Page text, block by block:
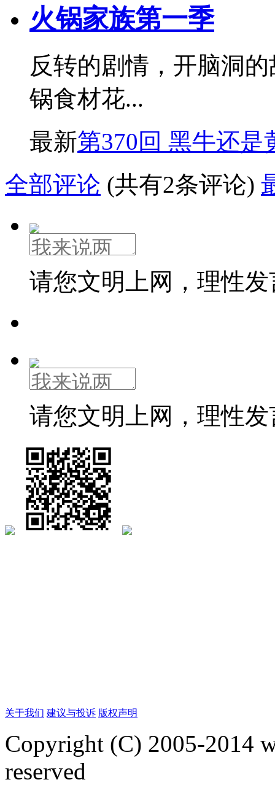
火锅家族第一季
反转的剧情，开脑洞
锅食材花...
最新第370回 黑牛还是
全部评论 (共有2条评论)
请您文明上网，理性
请您文明上网，理性
关于我们 建议与投诉 版权声明
Copyright (C) 2005-2014
reserved